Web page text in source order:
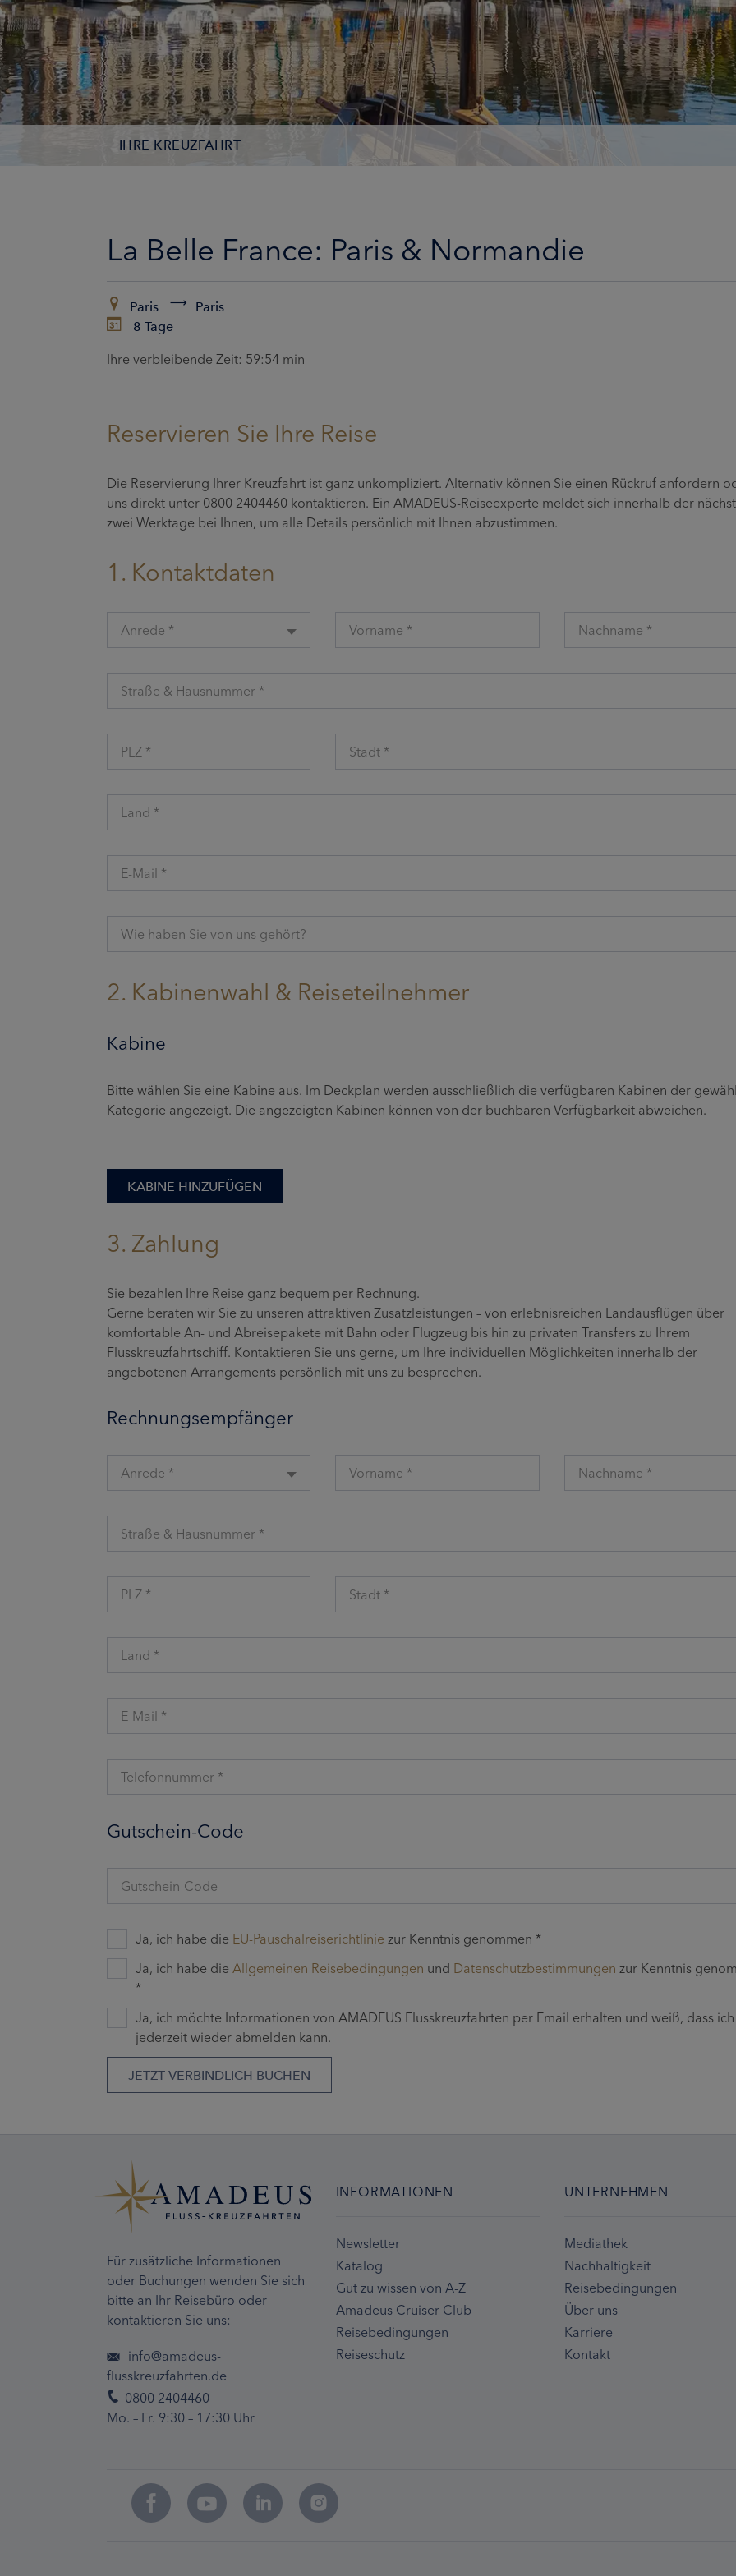
IHRE KREUZFAHRT
La Belle France: Paris & Normandie
Paris
Paris
8 Tage
Ihre verbleibende Zeit: 59:53 min
Reservieren Sie Ihre Reise
Die Reservierung Ihrer Kreuzfahrt ist ganz unkompliziert. Alternativ können Sie einen Rückruf anfordern
uns direkt unter 0800 2404460 kontaktieren. Ein AMADEUS-Reiseexperte meldet sich innerhalb der
zwei Werktage bei Ihnen, um alle Details persönlich mit Ihnen abzustimmen.
1. Kontaktdaten
Anrede * Vorname * Nachname *
Straße & Hausnummer *
PLZ * Stadt *
Land *
E-Mail *
Wie haben Sie von uns gehört?
2. Kabinenwahl & Reiseteilnehmer
Kabine
Bitte wählen Sie eine Kabine aus. Im Deckplan werden ausschließlich die verfügbaren Kabinen der
Kategorie angezeigt. Die angezeigten Kabinen können von der buchbaren Verfügbarkeit abweichen.
KABINE HINZUFÜGEN
3. Zahlung
Sie bezahlen Ihre Reise ganz bequem per Rechnung.
Gerne beraten wir Sie zu unseren attraktiven Zusatzleistungen – von erlebnisreichen Landausflügen über
komfortable An- und Abreisepakete mit Bahn oder Flugzeug bis hin zu privaten Transfers zu Ihrem
Flusskreuzfahrtschiff. Kontaktieren Sie uns gerne, um Ihre individuellen Möglichkeiten innerhalb der
angebotenen Arrangements persönlich mit uns zu besprechen.
Rechnungsempfänger
Anrede * Vorname * Nachname *
Straße & Hausnummer *
PLZ * Stadt *
Land *
E-Mail *
Telefonnummer *
Gutschein-Code
Gutschein-Code
Ja, ich habe die EU-Pauschalreiserichtlinie zur Kenntnis genommen *
Ja, ich habe die Allgemeinen Reisebedingungen und Datenschutzbestimmungen zur Kenntnis
*
Ja, ich möchte Informationen von AMADEUS Flusskreuzfahrten per Email erhalten und weiß, dass
jederzeit wieder abmelden kann.
JETZT VERBINDLICH BUCHEN
Für zusätzliche Informationen
oder Buchungen wenden Sie sich
bitte an Ihr Reisebüro oder
kontaktieren Sie uns:
info@amadeus-
flusskreuzfahrten.de
0800 2404460
Mo. – Fr. 9:30 – 17:30 Uhr
INFORMATIONEN
Newsletter
Katalog
Gut zu wissen von A-Z
Amadeus Cruiser Club
Reisebedingungen
Reiseschutz
UNTERNEHMEN
Mediathek
Nachhaltigkeit
Reisebedingungen
Über uns
Karriere
Kontakt